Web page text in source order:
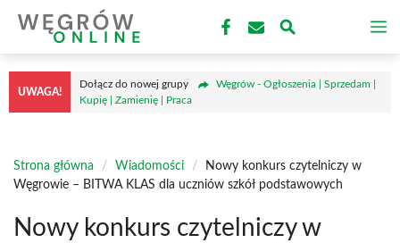
treści
UWAGA!
Dołącz do nowej grupy
Węgrów - Ogłoszenia | Sprzedam |
Kupię | Zamienię | Praca
Strona główna / Wiadomości /
Nowy konkurs czytelniczy w
Węgrowie – BITWA KLAS dla uczniów szkół podstawowych
Nowy konkurs czytelniczy w